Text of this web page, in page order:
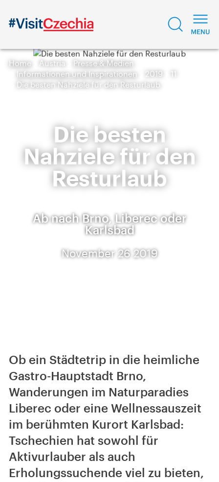
Home Austria
Presse & Medien
Informationen und Inspirationen
2019
11
Die besten Nahziele für den Resturlaub
Die besten
Nahziele für den
Resturlaub
Ab nach Brno, Liberec oder
Karlsbad
November 26 2019
Ob ein Städtetrip in die heimliche
Gastro-Hauptstadt Brno,
Wanderungen im Naturparadies
Liberec oder eine Wellnessauszeit
im berühmten Kurort Karlsbad:
Tschechien hat sowohl für
Aktivurlauber als auch
Erholungssuchende viel zu bieten,